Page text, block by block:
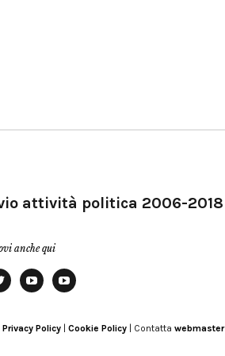
attività politica 2006-2018
anche qui
Modena
Privacy Policy Cookie Policy | Contatta webmaster